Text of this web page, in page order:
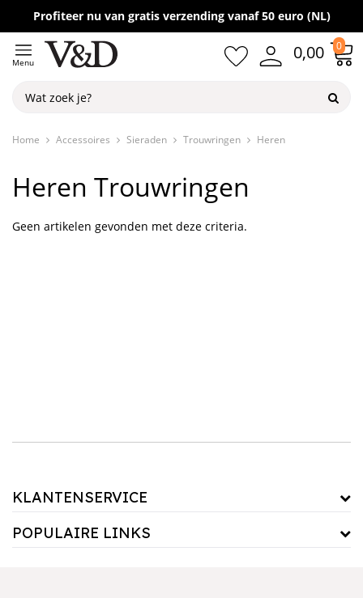
Profiteer nu van gratis verzending vanaf 50 euro (NL)
Gratis verzending vanaf 50,-
Home Accessoires Sieraden Trouwringen Heren
Heren Trouwringen
Geen artikelen gevonden met deze criteria.
Menu 0,00 0
KLANTENSERVICE
POPULAIRE LINKS